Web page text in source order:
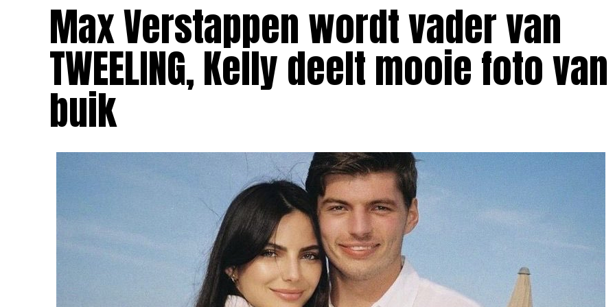
Max Verstappen wordt vader van
TWEELING, Kelly deelt mooie foto
buik